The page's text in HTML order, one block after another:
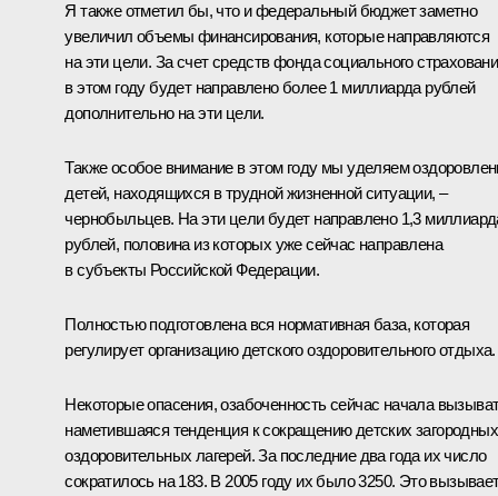
Я также отметил бы, что и федеральный бюджет заметно
увеличил объемы финансирования, которые направляются
на эти цели. За счет средств фонда социального
в этом году будет направлено более 1 миллиарда рублей
дополнительно на эти цели.
Также особое внимание в этом году мы уделяем
детей, находящихся в трудной жизненной ситуации, –
чернобыльцев. На эти цели будет направлено 1,3
рублей, половина из которых уже сейчас направлена
в субъекты Российской Федерации.
Полностью подготовлена вся нормативная база, которая
регулирует организацию детского оздоровительного отдыха.
Некоторые опасения, озабоченность сейчас начала
наметившаяся тенденция к сокращению детских загородных
оздоровительных лагерей. За последние два года их число
сократилось на 183. В 2005 году их было 3250. Это